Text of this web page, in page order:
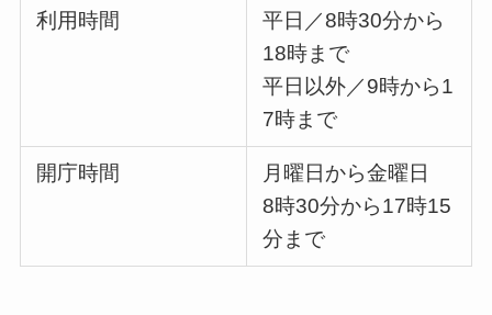
利用時間
平日／8時30分から
18時まで
平日以外／9時から1
7時まで
開庁時間
月曜日から金曜日
8時30分から17時15
分まで